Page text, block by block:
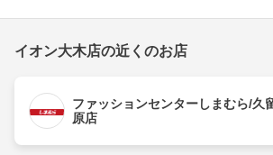
イオン大木店の近くのお店
ファッションセンターしまむら/久
原店